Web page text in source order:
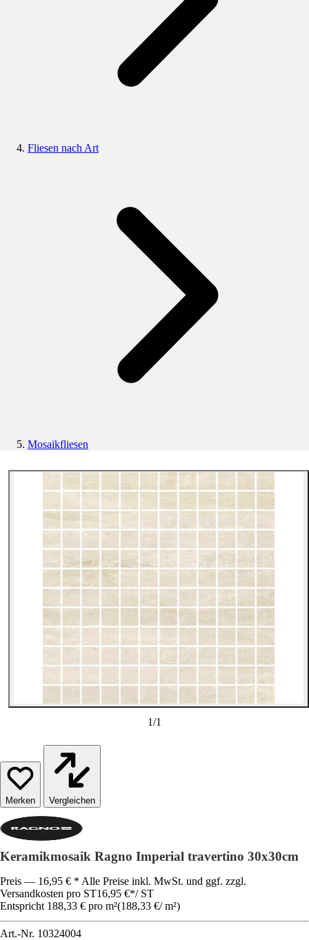
Fliesen nach Art
Mosaikfliesen
1/1
Vergleichen
Keramikmosaik Ragno Imperial travertino 30x30cm
Preis — 16,95 € * Alle Preise inkl. MwSt. und ggf. zzgl.
Versandkosten pro ST16,95 €*/ ST
Entspricht 188,33 € pro m²(188,33 €/ m²)
Art.-Nr. 10324004